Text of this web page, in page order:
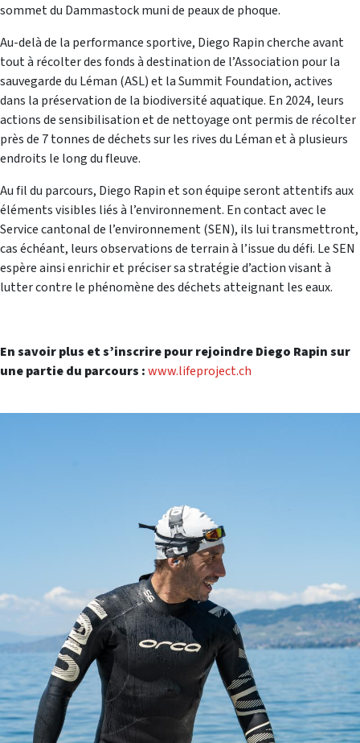
sommet du Dammastock muni de peaux de phoque.
Au-delà de la performance sportive, Diego Rapin cherche avant
tout à récolter des fonds à destination de l’Association pour la
sauvegarde du Léman (ASL) et la Summit Foundation, actives
dans la préservation de la biodiversité aquatique. En 2024, leurs
actions de sensibilisation et de nettoyage ont permis de récolter
près de 7 tonnes de déchets sur les rives du Léman et à plusieurs
endroits le long du fleuve.
Au fil du parcours, Diego Rapin et son équipe seront attentifs aux
éléments visibles liés à l’environnement. En contact avec le
Service cantonal de l’environnement (SEN), ils lui transmettront,
cas échéant, leurs observations de terrain à l’issue du défi. Le SEN
espère ainsi enrichir et préciser sa stratégie d’action visant à
lutter contre le phénomène des déchets atteignant les eaux.
En savoir plus et s’inscrire pour rejoindre Diego Rapin sur
une partie du parcours :www.lifeproject.ch